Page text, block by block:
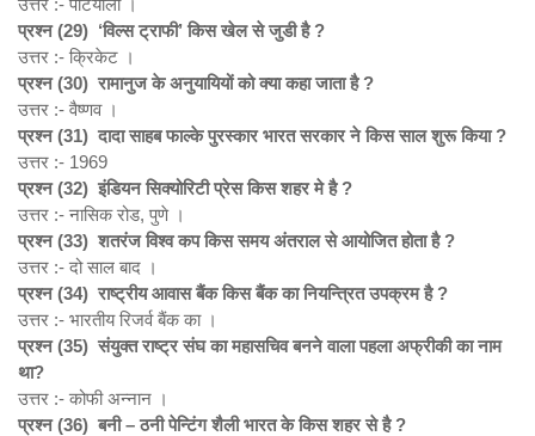
उत्तर :- पटियाला ।
प्रश्न (29) ‘विल्स ट्राफी’ किस खेल से जुडी है ?
उत्तर :- क्रिकेट ।
प्रश्न (30) रामानुज के अनुयायियों को क्या कहा जाता है ?
उत्तर :- वैष्णव ।
प्रश्न (31) दादा साहब फाल्के पुरस्कार भारत सरकार ने किस साल शुरू किया ?
उत्तर :- 1969
प्रश्न (32) इंडियन सिक्योरिटी प्रेस किस शहर मे है ?
उत्तर :- नासिक रोड, पुणे ।
प्रश्न (33) शतरंज विश्व कप किस समय अंतराल से आयोजित होता है ?
उत्तर :- दो साल बाद ।
प्रश्न (34) राष्‍ट्रीय आवास बैंक किस बैंक का नियन्त्रित उपक्रम है ?
उत्तर :- भारतीय रिजर्व बैंक का ।
प्रश्न (35) संयुक्त राष्ट्र संघ का महासचिव बनने वाला पहला अफ्रीकी का नाम
था?
उत्तर :- कोफी अन्नान ।
प्रश्न (36) बनी – ठनी पेन्टिंग शैली भारत के किस शहर से है ?